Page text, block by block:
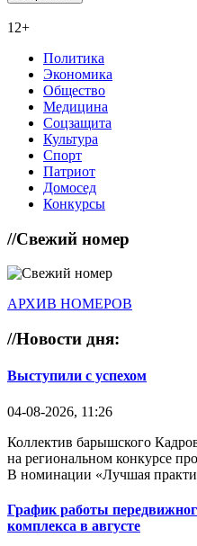
12+
Политика
Экономика
Общество
Медицина
Соцзащита
Культура
Спорт
Патриот
Домосед
Конкурсы
//Свежий номер
АРХИВ НОМЕРОВ
//Новости дня:
Выступили с успехом
04-08-2026, 11:26
Коллектив барышского
на региональном конкурсе
В номинации «Лучшая
График работы
комплекса в августе